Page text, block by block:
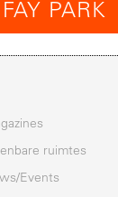
PARK
ruimtes
Events